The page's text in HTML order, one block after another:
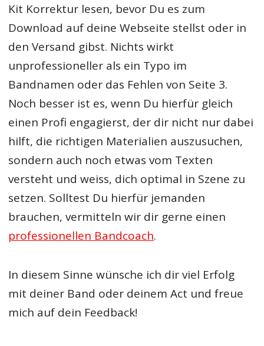
Kit Korrektur lesen, bevor Du es zum
Download auf deine Webseite stellst oder in
den Versand gibst. Nichts wirkt
unprofessioneller als ein Typo im
Bandnamen oder das Fehlen von Seite 3.
Noch besser ist es, wenn Du hierfür gleich
einen Profi engagierst, der dir nicht nur dabei
hilft, die richtigen Materialien auszusuchen,
sondern auch noch etwas vom Texten
versteht und weiss, dich optimal in Szene zu
setzen. Solltest Du hierfür jemanden
brauchen, vermitteln wir dir gerne einen
professionellen Bandcoach.
In diesem Sinne wünsche ich dir viel Erfolg
mit deiner Band oder deinem Act und freue
mich auf dein Feedback!